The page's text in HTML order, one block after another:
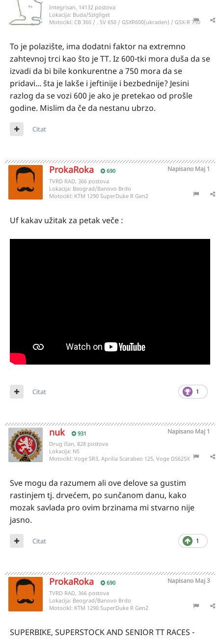
Integrisan, 14132 postova
Lokacija: Buda/Szigliget
Motocikl: CB 360 / . SV 650 / GSXR600(ukraden) / GSX-R 750
To je polazište, ima dodatni faktor na extremno
zahtevnoj trci kao što je TT. Iz 600-tki mora duša da se
izvadi da bi bile konkurentne a 750 mora da se
pridavi... šta je lakše i jeftinije i bezbednije? Jesini
razlog da se vozi 600 je ako је pretekao od prošle
godine. Mislim da če da nestanu ubrzo.
Citat
ProkaRoka 690 Napisano Maj 1
TVRD RAD, 366 postova
Lokacija: Beograd/Banovo Brdo
Motocikl: KTM 1290 SuperDuke R Gen2
Uf kakav užitak za petak veče :
1
Citat
nuk 931 Napisano Maj 1
Drug član, 828 postova
Lokacija: NS
Motocikl: Voge SR3, Aprilia Scarabeo 125, Voge DS625X
Sve mogu da razumem ali ove delove sa gustim
rastinjem tj. drvećem, po sunčanom danu, kako
mozak savlada pro ovim brzinama mi stvarno nije
jasno.
1
Citat
ProkaRoka 690 Napisano Maj 3
TVRD RAD, 366 postova
Lokacija: Beograd/Banovo Brdo
Motocikl: KTM 1290 SuperDuke R Gen2
SUPERBIKE, SUPERSTOCK AND SENIOR TT RACES -